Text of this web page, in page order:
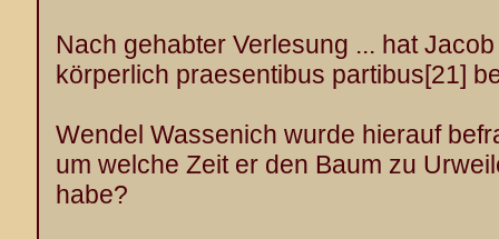
Nach gehabter Verlesung ... hat
körperlich praesentibus partibus[21]
Wendel Wassenich wurde hierauf
um welche Zeit er den Baum zu
habe?